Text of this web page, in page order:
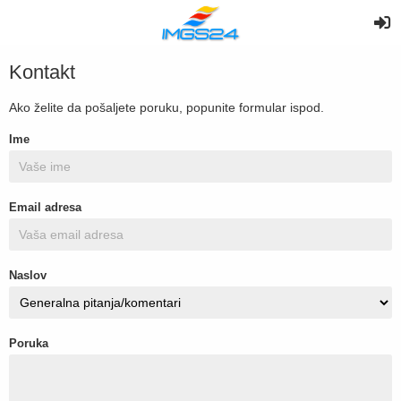
Kontakt
Ako želite da pošaljete poruku, popunite formular ispod.
Ime
Email adresa
Naslov
Poruka